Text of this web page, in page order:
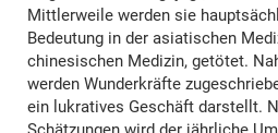
Mittlerweile werden sie
Bedeutung in der asiatischen
chinesischen Medizin, getötet.
werden Wunderkräfte
ein lukratives Geschäft darstellt.